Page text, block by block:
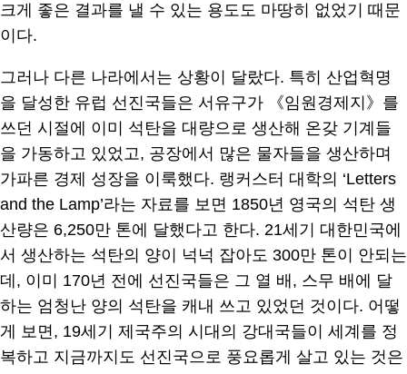
크게 좋은 결과를 낼 수 있는 용도도 마땅히 없었기 때문
이다.
그러나 다른 나라에서는 상황이 달랐다. 특히 산업혁명
을 달성한 유럽 선진국들은 서유구가 《임원경제지》를
쓰던 시절에 이미 석탄을 대량으로 생산해 온갖 기계들
을 가동하고 있었고, 공장에서 많은 물자들을 생산하며
가파른 경제 성장을 이룩했다. 랭커스터 대학의 ‘Letters
and the Lamp’라는 자료를 보면 1850년 영국의 석탄 생
산량은 6,250만 톤에 달했다고 한다. 21세기 대한민국에
서 생산하는 석탄의 양이 넉넉 잡아도 300만 톤이 안되는
데, 이미 170년 전에 선진국들은 그 열 배, 스무 배에 달
하는 엄청난 양의 석탄을 캐내 쓰고 있었던 것이다. 어떻
게 보면, 19세기 제국주의 시대의 강대국들이 세계를 정
복하고 지금까지도 선진국으로 풍요롭게 살고 있는 것은